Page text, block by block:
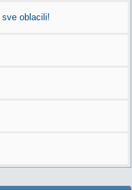
oblacili!